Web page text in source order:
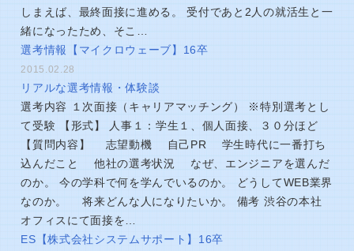
しまえば、最終面接に進める。 受付であと2人の就活生と一
緒になったため、そこ…
選考情報【マイクロウェーブ】16卒
2015.02.28
リアルな選考情報・体験談
選考内容 １次面接（キャリアマッチング） ※特別選考とし
て受験 【形式】 人事１：学生１、個人面接、３０分ほど
【質問内容】 志望動機 自己PR 学生時代に一番打ち
込んだこと 他社の選考状況 なぜ、エンジニアを選んだ
のか。 今の学科で何を学んでいるのか。 どうしてWEB業界
なのか。 将来どんな人になりたいか。 備考 渋谷の本社
オフィスにて面接を…
ES【株式会社システムサポート】16卒